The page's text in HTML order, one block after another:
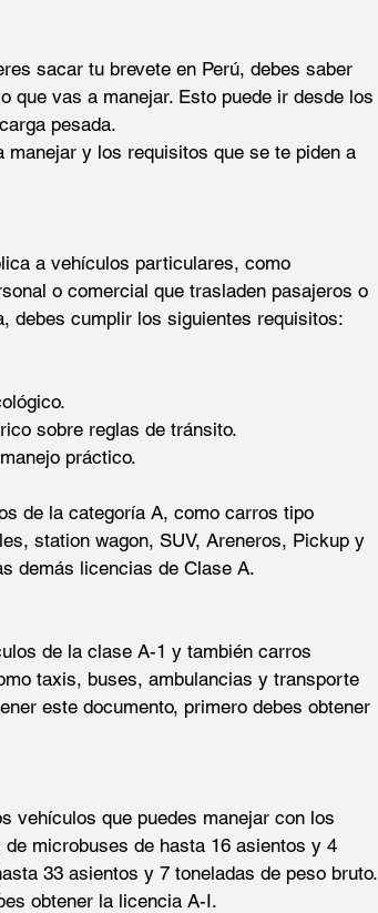
sacar tu brevete en Perú, debes saber
que vas a manejar. Esto puede ir desde los
pesada.
manejar y los requisitos que se te piden a
a vehículos particulares, como
o comercial que trasladen pasajeros o
debes cumplir los siguientes requisitos:
sobre reglas de tránsito.
práctico.
de la categoría A, como carros tipo
station wagon, SUV, Areneros, Pickup y
demás licencias de Clase A.
de la clase A-1 y también carros
taxis, buses, ambulancias y transporte
este documento, primero debes obtener
vehículos que puedes manejar con los
microbuses de hasta 16 asientos y 4
33 asientos y 7 toneladas de peso bruto.
obtener la licencia A-I.